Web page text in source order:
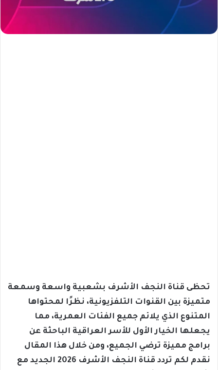
تحظى قناة النجف الأشرف بشعبية واسعة وسمعة
متميزة بين القنوات التلفزيونية، نظرًا لمحتواها
المتنوع الذي يلائم جميع الفئات العمرية، مما
يجعلها الخيار الأول للأسر العراقية الباحثة عن
برامج مميزة ترضي الجميع، ومن خلال هذا المقال
نقدم لكم تردد قناة النجف الأشرف 2026 الجديد مع